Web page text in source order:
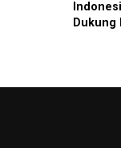
Dukung